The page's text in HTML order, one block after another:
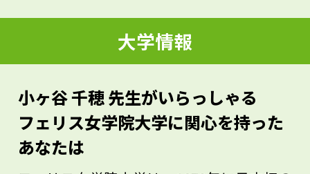
ています。こうした学びを通して、平和で
誰もが人権を尊重される社会をめざすこと
が、国際社会学の使命の一つではないかと
考えています。ぜひ、フェリス女学院大学
のコミュニケーション学科で、一緒に歩
大学情報
小ヶ谷 千穂 先生がいらっしゃる
フェリス女学院大学に関心を持った
あなたは